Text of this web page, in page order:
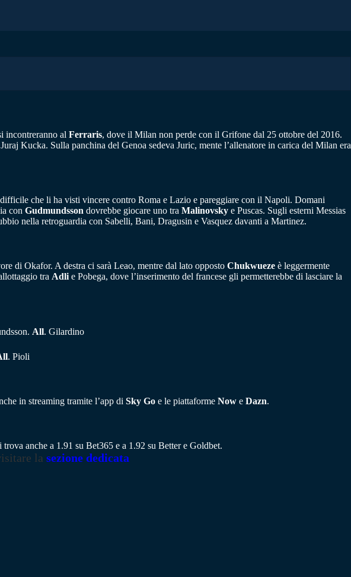
incontreranno al Ferraris, dove il Milan non perde con il Grifone dal 25 ottobre del 2016.
Kucka. Sulla panchina del Genoa sedeva Juric, mente l’allenatore in carica del Milan era
che li ha visti vincere contro Roma e Lazio e pareggiare con il Napoli. Domani
con Gudmundsson dovrebbe giocare uno tra Malinovsky e Puscas. Sugli esterni Messias
nella retroguardia con Sabelli, Bani, Dragusin e Vasquez davanti a Martinez.
di Okafor. A destra ci sarà Leao, mentre dal lato opposto Chukwueze è leggermente
tra Adli e Pobega, dove l’inserimento del francese gli permetterebbe di lasciare la
All. Gilardino
. Pioli
in streaming tramite l’app di Sky Go e le piattaforme Now e Dazn.
anche a 1.91 su Bet365 e a 1.92 su Better e Goldbet.
la sezione dedicata